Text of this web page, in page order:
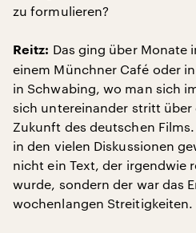
zu formulieren?
Reitz: Das ging über Monate
einem Münchner Café oder
in Schwabing, wo man sich
sich untereinander stritt über
Zukunft des deutschen
in den vielen Diskussionen
nicht ein Text, der irgendwie
wurde, sondern der war das
wochenlangen Streitigkeiten.